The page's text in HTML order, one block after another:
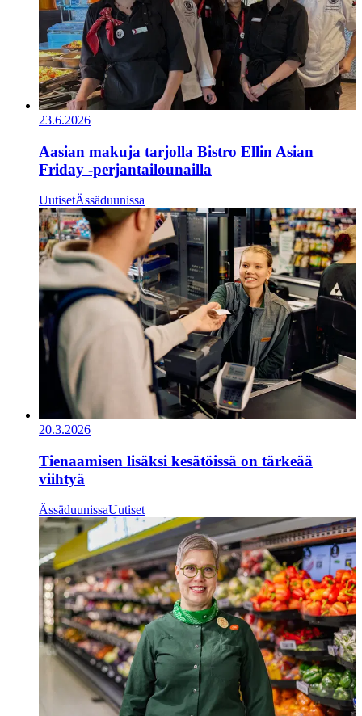
23.6.2026
Aasian makuja tarjolla Bistro Ellin Asian
Friday -perjantailounailla
UutisetÄssäduunissa
20.3.2026
Tienaamisen lisäksi kesätöissä on tärkeää
viihtyä
ÄssäduunissaUutiset